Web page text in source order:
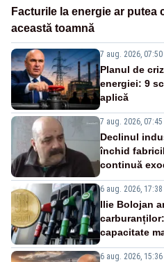
Facturile la energie ar putea
această toamnă
7 aug. 2026, 07:50
Planul de
energiei: 9
aplică
7 aug. 2026, 07:45
Declinul
închid
continuă
6 aug. 2026, 17:38
Ilie Bolojan
capacitate
6 aug. 2026, 15:36